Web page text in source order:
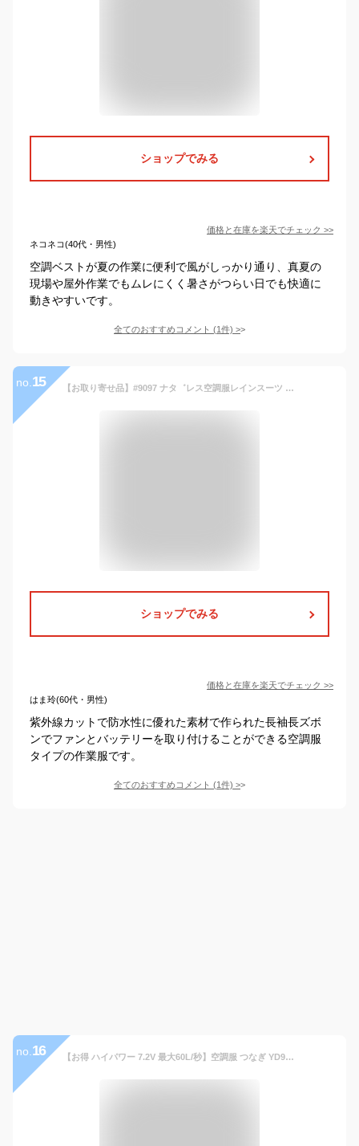
ショップでみる
価格と在庫を楽天でチェック >>
ネコネコ(40代・男性)
空調ベストが夏の作業に便利で風がしっかり通り、真夏の
現場や屋外作業でもムレにくく暑さがつらい日でも快適に
動きやすいです。
全てのおすすめコメント (1件) >
no. 15 【お取り寄せ品】#9097 ナタ゛レス空調服レインスーツ 空調服 レインスーツ ナダレス JINNAI 上下セット メンズ レインコート カッパ 上下 防水 作業服 空調 暑さ対策 熱中症対策 雨具 夏 涼しい フード セパレート ズボン 反射 合羽 警備 建設業 ファン対応 ケイワーク
ショップでみる
価格と在庫を楽天でチェック >>
はま玲(60代・男性)
紫外線カットで防水性に優れた素材で作られた長袖長ズボ
ンでファンとバッテリーを取り付けることができる空調服
タイプの作業服です。
全てのおすすめコメント (1件) >
no. 16 【お得 ハイパワー 7.2V 最大60L/秒】空調服 つなぎ YD9850 ハイパワー風力【空調服 YD9850 ＋パワーファン ＋バッテリー(SKSP01)＋ 保冷剤2個】 HLBSセット山田辰 高視認 綿100％ 作業着 作業服 ハイパワー風力仕様 空調服 YD9850